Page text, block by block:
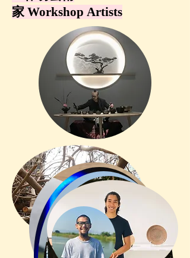
家 Workshop Artists